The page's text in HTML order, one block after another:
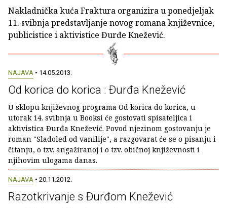
Nakladnička kuća Fraktura organizira u ponedjeljak
11. svibnja predstavljanje novog romana književnice,
publicistice i aktivistice Đurđe Knežević.
NAJAVA • 14.05.2013.
Od korica do korica : Ðurđa Knežević
U sklopu književnog programa Od korica do korica, u
utorak 14. svibnja u Booksi će gostovati spisateljica i
aktivistica Ðurđa Knežević. Povod njezinom gostovanju je
roman "Sladoled od vanilije", a razgovarat će se o pisanju i
čitanju, o tzv. angažiranoj i o tzv. običnoj književnosti i
njihovim ulogama danas.
NAJAVA • 20.11.2012.
Razotkrivanje s Ðurđom Knežević